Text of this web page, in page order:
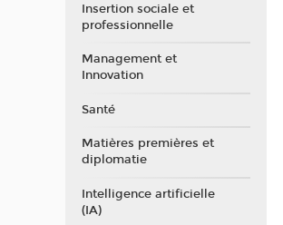
Insertion sociale et
professionnelle
Management et
Innovation
Santé
Matières premières et
diplomatie
Intelligence artificielle
(IA)